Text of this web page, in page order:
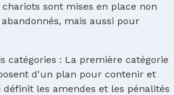
sont mises en place non
mais aussi pour
catégories : La première catégorie
d'un plan pour contenir et
les amendes et les pénalités